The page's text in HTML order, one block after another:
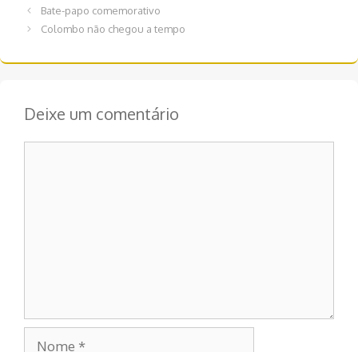
Navegação
Bate-papo comemorativo
Colombo não chegou a tempo
Deixe um comentário